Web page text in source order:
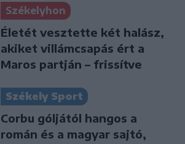
Székelyhon
Életét vesztette két halász,
akiket villámcsapás ért a
Maros partján – frissítve
Székely Sport
Corbu góljától hangos a
román és a magyar sajtó,